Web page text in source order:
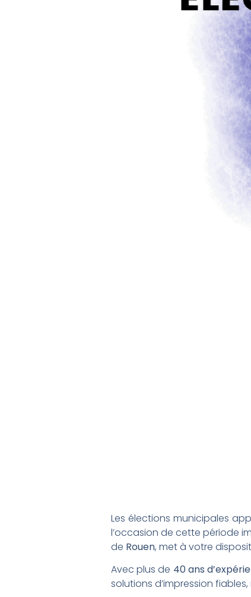
Les élections municipales
l’occasion de cette période
de Rouen, met à votre
Avec plus de 40 ans
solutions d’impression